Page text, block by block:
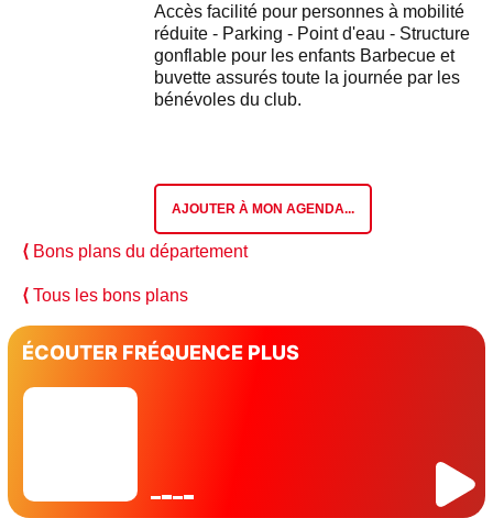
Accès facilité pour personnes à mobilité
réduite - Parking - Point d'eau - Structure
gonflable pour les enfants Barbecue et
buvette assurés toute la journée par les
bénévoles du club.
AJOUTER À MON AGENDA...
⟨ Bons plans du département
⟨ Tous les bons plans
ÉCOUTER FRÉQUENCE PLUS